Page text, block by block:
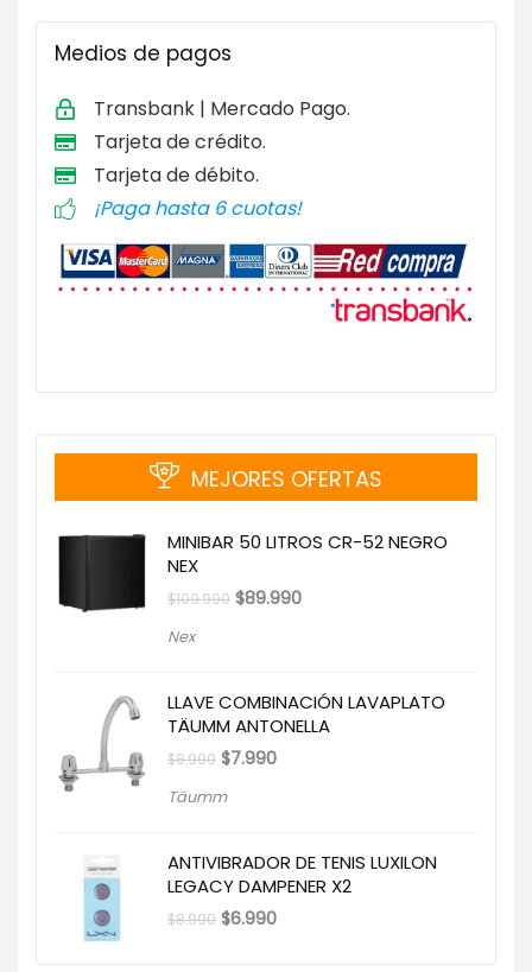
Medios de pagos
Transbank | Mercado Pago.
Tarjeta decrédito.
Tarjeta de débito.
¡Paga hasta 6 cuotas!
MEJORES OFERTAS
MINIBAR 50 LITROS CR-52 NEGRO
NEX
$109.990 El
$89.990El
Nex
LLAVE COMBINACIÓN LAVAPLATO
TÄUMM ANTONELLA
$8.990 El
original
era:
$7.990El
Täumm
ANTIVIBRADOR DE TENIS LUXILON
LEGACY DAMPENER X2
$8.990 El
$6.990El